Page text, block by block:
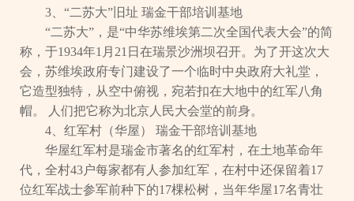
3、“二苏大”旧址 瑞金干部培训基地
“二苏大”，是“中华苏维埃第二次全国代表大会”的简
称，于1934年1月21日在瑞景沙洲坝召开。为了开这次大
会，苏维埃政府专门建设了一个临时中央政府大礼堂，
它造型独特，从空中俯视，宛若扣在大地中的红军八角
帽。 人们把它称为北京人民大会堂的前身。
4、红军村（华屋） 瑞金干部培训基地
华屋红军村是瑞金市著名的红军村，在土地革命年
代，全村43户每家都有人参加红军，在村中还保留着17
位红军战士参军前种下的17棵松树，当年华屋17名青壮